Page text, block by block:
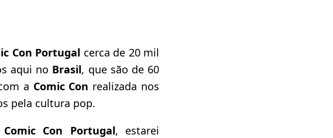
Con Portugal cerca de 20 mil
aqui no Brasil, que são de 60
a Comic Con realizada nos
pela cultura pop.
Comic Con Portugal, estarei